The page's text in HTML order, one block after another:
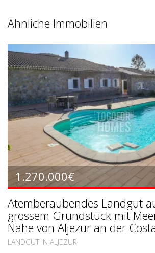
Ähnliche Immobilien
1.270.000€
Atemberaubendes Landgut
grossem Grundstück mit
Nähe von Aljezur an der
LANDGUT IN ALJEZUR